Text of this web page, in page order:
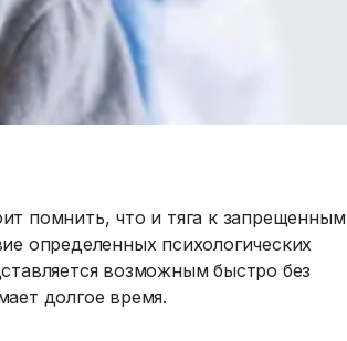
помнить, что и тяга к запрещенным
определенных психологических
возможным быстро без
долгое время.